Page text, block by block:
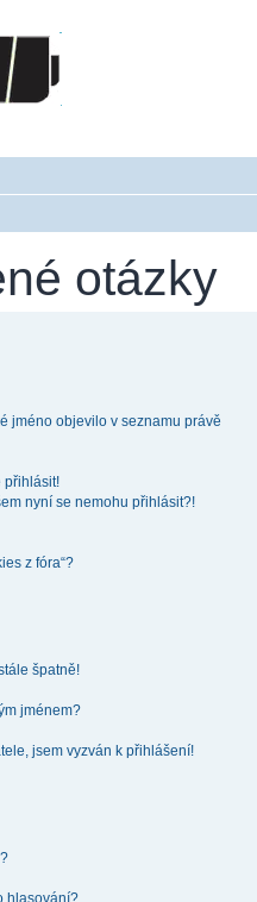
otázky
jméno objevilo v seznamu právě
přihlásit!
nyní se nemohu přihlásit?!
z fóra“?
špatně!
jménem?
jsem vyzván k přihlášení!
hlasování?